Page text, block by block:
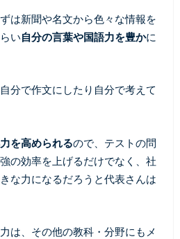
は新聞や名文から色々な情報を
い自分の言葉や国語力を豊かに
分で作文にしたり自分で考えて
を高められるので、テストの問
の効率を上げるだけでなく、社
な力になるだろうと代表さんは
は、その他の教科・分野にもメ